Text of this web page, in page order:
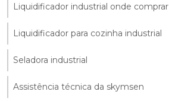
Liquidificador industrial onde comprar
Liquidificador para cozinha industrial
Seladora industrial
Assistência técnica da skymsen